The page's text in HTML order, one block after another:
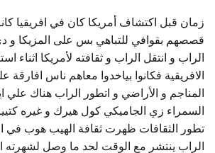
زمان قبل اكتشاف أمريكا كان في افريقيا
قصصهم بقوافي للتباهي بس على المزيكا و
الراب و انتقل الراب و ثقافته لأمريكا اثناء
الافريقية فكانوا بياخدوا معاهم ناس
المناجم و الأراضي و اتطور الراب هناك علي
السمراء زي الجاميكي كول هيرك و غيره
تطور الثقافات ظهرت ثقافة الهيب هوب في
الراب ينتشر مع الوقت لحد ما وصل لشهرته